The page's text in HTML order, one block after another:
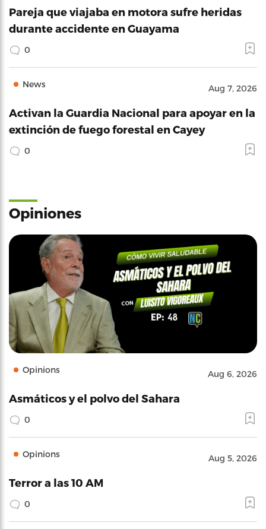
Pareja que viajaba en motora sufre heridas
durante accidente en Guayama
0
News Aug 7, 2026
Activan la Guardia Nacional para apoyar en la
extinción de fuego forestal en Cayey
0
Opiniones
Opinions Aug 6, 2026
Asmáticos y el polvo del Sahara
0
Opinions Aug 5, 2026
Terror a las 10 AM
0